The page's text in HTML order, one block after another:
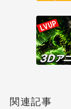
関連記事